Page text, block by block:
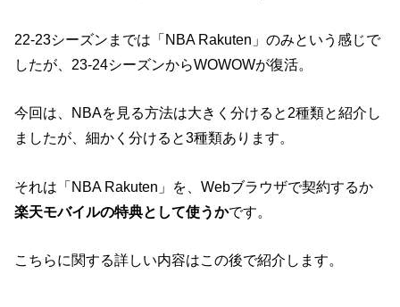
22-23シーズンまでは「NBA Rakuten」のみという感じで
したが、23-24シーズンからWOWOWが復活。
今回は、NBAを見る方法は大きく分けると2種類と紹介し
ましたが、細かく分けると3種類あります。
それは「NBA Rakuten」を、Webブラウザで契約するか
楽天モバイルの特典として使うかです。
こちらに関する詳しい内容はこの後で紹介します。